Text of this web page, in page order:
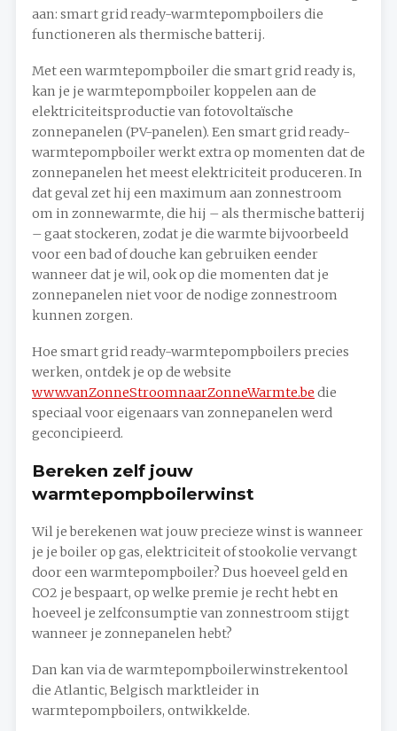
aan: smart grid ready-warmtepompboilers die
functioneren als thermische batterij.
Met een warmtepompboiler die smart grid ready is,
kan je je warmtepompboiler koppelen aan de
elektriciteitsproductie van fotovoltaïsche
zonnepanelen (PV-panelen). Een smart grid ready-
warmtepompboiler werkt extra op momenten dat de
zonnepanelen het meest elektriciteit produceren. In
dat geval zet hij een maximum aan zonnestroom
om in zonnewarmte, die hij – als thermische batterij
– gaat stockeren, zodat je die warmte bijvoorbeeld
voor een bad of douche kan gebruiken eender
wanneer dat je wil, ook op die momenten dat je
zonnepanelen niet voor de nodige zonnestroom
kunnen zorgen.
Hoe smart grid ready-warmtepompboilers precies
werken, ontdek je op de website
www.vanZonneStroomnaarZonneWarmte.be die
speciaal voor eigenaars van zonnepanelen werd
geconcipieerd.
Bereken zelf jouw
warmtepompboilerwinst
Wil je berekenen wat jouw precieze winst is wanneer
je je boiler op gas, elektriciteit of stookolie vervangt
door een warmtepompboiler? Dus hoeveel geld en
CO2 je bespaart, op welke premie je recht hebt en
hoeveel je zelfconsumptie van zonnestroom stijgt
wanneer je zonnepanelen hebt?
Dan kan via de warmtepompboilerwinstrekentool
die Atlantic, Belgisch marktleider in
warmtepompboilers, ontwikkelde.